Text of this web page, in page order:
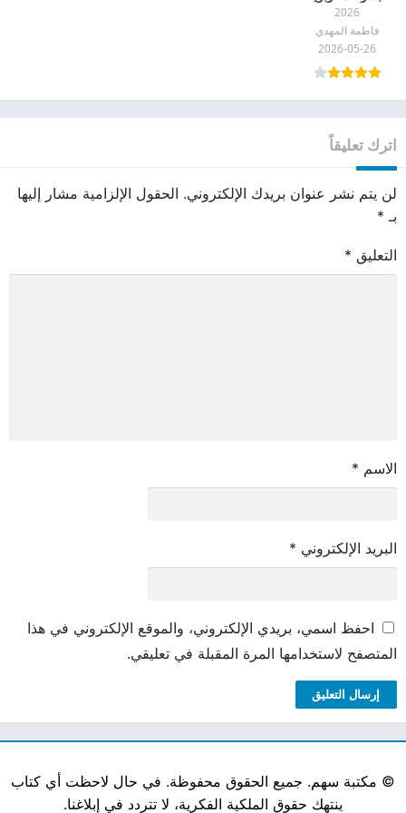
pdf
2026
فاطمة المهدي
2026-05-26
اترك تعليقاً
لن يتم نشر عنوان بريدك الإلكتروني. الحقول الإلزامية مشار إليها
بـ *
التعليق *
الاسم *
البريد الإلكتروني *
احفظ اسمي، بريدي الإلكتروني، والموقع الإلكتروني في هذا
المتصفح لاستخدامها المرة المقبلة في تعليقي.
© مكتبة سهم. جميع الحقوق محفوظة. في حال لاحظت أي كتاب
ينتهك حقوق الملكية الفكرية، لا تتردد في إبلاغنا.